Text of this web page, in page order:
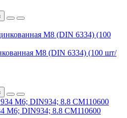
М8 (DIN 6334) (100 шт/
М6; DIN934; 8.8 CM110600